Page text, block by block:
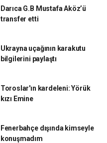
Darıca G.B Mustafa Aköz’ü
transfer etti
Ukrayna uçağının karakutu
bilgilerini paylaştı
Toroslar'ın kardeleni: Yörük
kızı Emine
Fenerbahçe dışında kimseyle
konuşmadım